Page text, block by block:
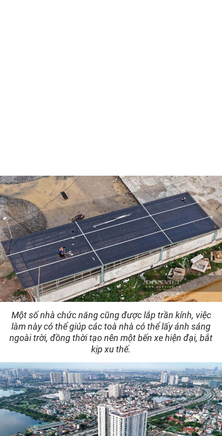
Một số nhà chức năng cũng được lắp trần kính, việc
làm này có thể giúp các toà nhà có thể lấy ánh sáng
ngoài trời, đồng thời tạo nên một bến xe hiện đại, bắt
kịp xu thế.